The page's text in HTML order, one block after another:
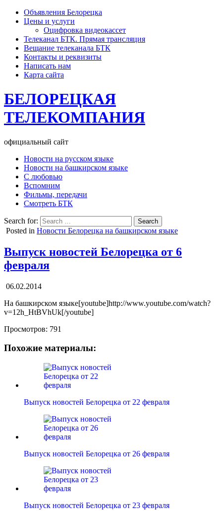
Объявления Белорецка
Цены и услуги
Оцифровка видеокассет
Телеканал БТК. Прямая трансляция
Вещание телеканала БТК
Контакты и реквизиты
Написать нам
Карта сайта
БЕЛОРЕЦКАЯ
ТЕЛЕКОМПАНИЯ
официальный сайт
Новости на русском языке
Новости на башкирском языке
С любовью
Вспомним
Фильмы, передачи
Смотреть БТК
Search for:
Posted in Новости Белорецка на башкирском языке
Выпуск новостей Белорецка от 6
февраля
06.02.2014
На башкирском языке[youtube]http://www.youtube.com/watch?
v=12h_HtBVhUk[/youtube]
Просмотров: 791
Похожие материалы:
Выпуск новостей Белорецка от 22 февраля
Выпуск новостей Белорецка от 26 февраля
Выпуск новостей Белорецка от 23 февраля